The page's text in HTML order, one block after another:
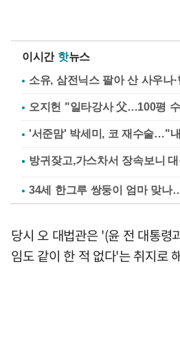
이시간 핫뉴스
소유, 삼전닉스 팔아 산 사우나
오지헌 "일타강사 父…100평
'서준맘' 박세미, 코 재수술…"
34세 한그루 쌍둥이 엄마 맞나
당시 오 대법관은 '(윤 전 대통령
임도 같이 한 적 없다'는 취지로